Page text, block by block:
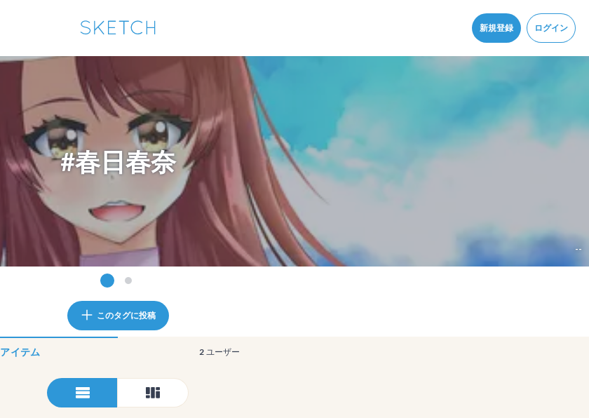
プライパシーポリシー を改定しました。
新規登録
ログイン
pixiv Sketchアプリでさらに快適に！
アプリで開く アプリをインストール
#春日春奈
--
このタグに投稿
アイテム 2 ユーザー